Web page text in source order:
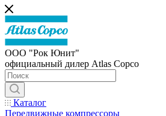
ООО "Рок Юнит"
официальный дилер Atlas Copco
Каталог
Передвижные компрессоры